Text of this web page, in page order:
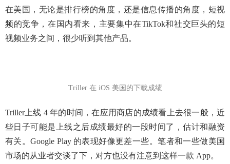
在美国，无论是排行榜的角度，还是信息传播的角度，短视
频的竞争，在国内看来，主要集中在TikTok和社交巨头的短
视频业务之间，很少听到其他产品。
Triller 在 iOS 美国的下载成绩
Triller上线 4 年的时间，在应用商店的成绩看上去很一般，近
些日子可能是上线之后成绩最好的一段时间了，估计和融资
有关。Google Play 的表现好像更差一些。笔者和一些做美国
市场的从业者交谈了下，对方也没有注意到这样一款 App。